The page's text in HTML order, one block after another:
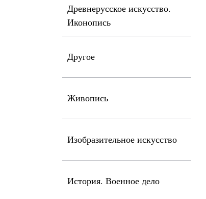
Древнерусское искусство.
Иконопись
Другое
Живопись
Изобразительное искусство
История. Военное дело